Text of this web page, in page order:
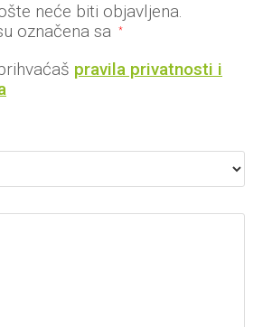
neće biti objavljena.
označena sa
*
pravila privatnosti i